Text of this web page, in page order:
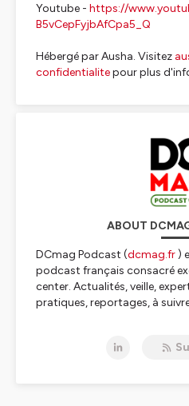
Youtube - https://
B5vCepFyjbAfCpa5_Q
Hébergé par Ausha. Visitez
confidentialitepour plus
ABOUT
DCmag Podcast (dcmag.fr )
podcast français consacré
center. Actualités, veille,
pratiques, reportages, à